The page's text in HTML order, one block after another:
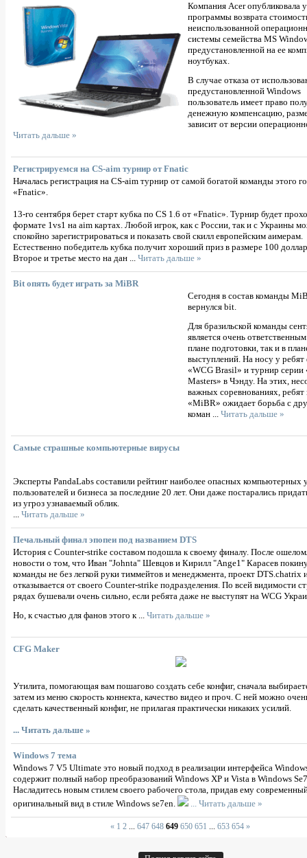
Компания Acer опубликовала
программы возврата
неиспользованной
системы семейства MS
предустановленной на ее
ноутбуках.
В случае отказа от
предустановленной Windows
пользователь имеет право
денежную компенсацию,
зависит от версии
Читать дальше »
Регистрируемся на CS-aim турнир от Fnatic
Началась регистрация на CS-aim турнир от самой богатой команды этого
«Fnatic».
13-го сентября берет старт кубка по CS 1.6 от «Fnatic». Турнир будет
формате 1vs1 на aim картах. Любой игрок, как с России, так и с Украины
спокойно зарегистрироваться и показать свой скилл европейским аимерам.
Естественно победитель кубка получит хороший приз в размере 100
Второе и третье место на дан ... Читать дальше »
Bit опять будет играть за MiBR
Сегодня в состав команды
вернулся bit.
Для бразильской команды
является очень
плане подготовки, так и в
выступлений. На носу у ребят
«WCG Brasil» и турнир серии
Mаsters» в Чэнду. На этих,
важных соревнованиях, ребят
«MiBR» ожидает борьба с
коман ... Читать дальше »
Самые страшные компьютерные вирусы
Эксперты PandaLabs составили рейтинг наиболее опасных компьютерных
пользователей и бизнеса за последние 20 лет. Они даже постарались
из угроз узнаваемый облик.
... Читать дальше »
Печальный финал эпопеи под названием DTS
История с Counter-strike составом подошла к своему финалу. После
новости о том, что Иван "Johnta" Шевцов и Кирилл "Ange1" Карасев
команды не без легкой руки тиммейтов и менеджмента, проект DTS.chatrix
отказывается от своего Counter-strike подразделения. По всей видимости
рядах бушевали очень сильно, если ребята даже не выступят на WCG
Но, к счастью для фанов этого к ... Читать дальше »
CFG Maker
Утилита, помогающая вам пошагово создать себе конфиг, сначала
затем из меню скорость коннекта, качество видео и проч. С ней можно
сделать качественный конфиг, не прилагая практически никаких усилий.
... Читать дальше »
Windows 7 тема
Windows 7 V5 Ultimate это новый подход в реализации интерфейса
содержит полный набор преобразований Windows XP и Vista в Windows
Насладитесь новым стилем своего рабочего стола, придав ему
оригинальный вид в стиле Windows se7en.
... Читать дальше »
« 1 2 ... 647 648 649 650 651 ... 653 654 »